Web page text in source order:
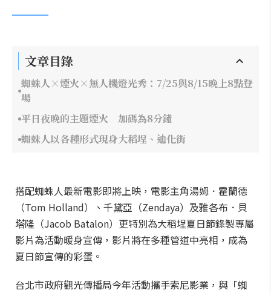
文章目錄
蜘蛛人×煙火×無人機燈光秀：7/25與8/15晚上8點登
場
平日夜晚的主題煙火 加碼為8分鐘
蜘蛛人以各種形式現身大稻埕、迪化街
搭配蜘蛛人最新電影即將上映，電影主角湯姆．霍蘭德
（Tom Holland）、千黛亞（Zendaya）及雅各布．貝
塔隆（Jacob Batalon）更特別為大稻埕夏日節錄製專屬
影片為活動暖身宣傳，影片將在多種管道中亮相，成為
夏日節宣傳的彩蛋。
台北市政府觀光傳播局今年活動攜手索尼影業，與「蜘